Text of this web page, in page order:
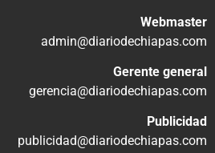
Webmaster
admin@diariodechiapas.com
Gerente general
gerencia@diariodechiapas.com
Publicidad
publicidad@diariodechiapas.com